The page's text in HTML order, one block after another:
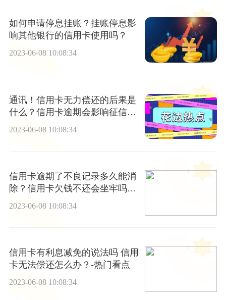
如何申请停息挂账？挂账停息影
响其他银行的信用卡使用吗？
2023-06-08 10:08:34
通讯！信用卡无力偿还的后果是
什么？信用卡逾期会影响征信
2023-06-08 10:08:34
信用卡逾期了不良记录多久能消
除？信用卡欠钱不还会坐牢吗？-
2023-06-08 10:08:34
信用卡有利息减免的说法吗 信用
卡无法偿还怎么办？-热门看点
2023-06-08 10:08:34